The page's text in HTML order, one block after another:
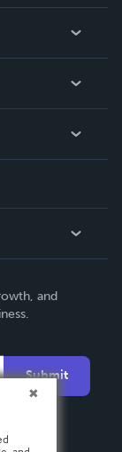
and
Submit